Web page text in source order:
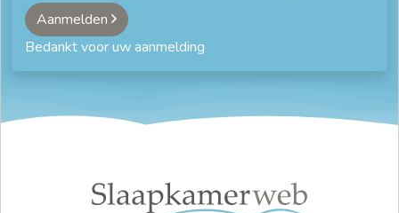
Aanmelden
Bedankt voor uw aanmelding